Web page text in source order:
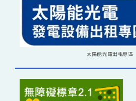
太陽能光電出租專區